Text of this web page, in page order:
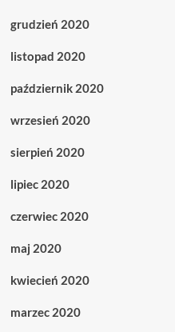
grudzień 2020
listopad 2020
październik 2020
wrzesień 2020
sierpień 2020
lipiec 2020
czerwiec 2020
maj 2020
kwiecień 2020
marzec 2020